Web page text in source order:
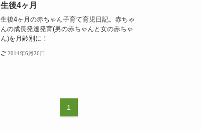
生後4ヶ月
生後4ヶ月の赤ちゃん子育て育児日記。赤ちゃ
んの成長発達発育(男の赤ちゃんと女の赤ちゃ
ん)を月齢別に！
2014年6月26日
1